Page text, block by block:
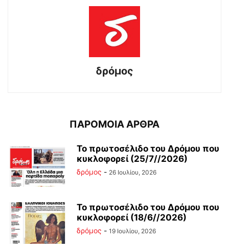
δρόμος
ΠΑΡΟΜΟΙΑ ΑΡΘΡΑ
Το πρωτοσέλιδο του Δρόμου που
κυκλοφορεί (25/7//2026)
δρόμος - 26 Ιουλίου, 2026
Το πρωτοσέλιδο του Δρόμου που
κυκλοφορεί (18/6//2026)
δρόμος - 19 Ιουλίου, 2026